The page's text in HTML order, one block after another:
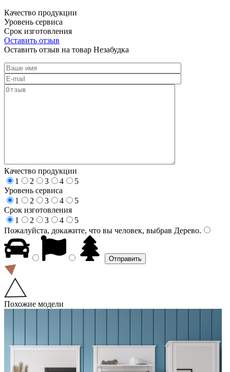
Качество продукции
Уровень сервиса
Срок изготовления
Оставить отзыв
Оставить отзыв на товар Незабудка
Качество продукции
1
2 3 4
5
Уровень сервиса
1
2 3 4
5
Срок изготовления
1
2 3 4
5
Пожалуйста, докажите, что вы человек, выбрав Дерево.
Похожие модели